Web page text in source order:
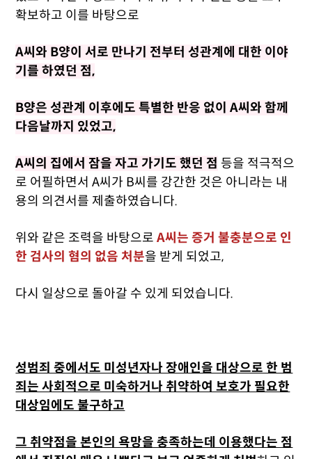
확보하고 이를 바탕으로
A씨와 B양이 서로 만나기 전부터 성관계에 대한 이야
기를 하였던 점,
B양은 성관계 이후에도 특별한 반응 없이 A씨와 함께
다음날까지 있었고,
A씨의 집에서 잠을 자고 가기도 했던 점 등을 적극적으
로 어필하면서 A씨가 B씨를 강간한 것은 아니라는 내
용의 의견서를 제출하였습니다.
위와 같은 조력을 바탕으로A씨는 증거 불충분으로 인
한 검사의 혐의 없음 처분을 받게 되었고,
다시 일상으로 돌아갈 수 있게 되었습니다.
성범죄 중에서도 미성년자나 장애인을 대상으로 한 범
죄는 사회적으로 미숙하거나 취약하여 보호가 필요한
대상임에도 불구하고
그 취약점을 본인의 욕망을 충족하는데 이용했다는 점